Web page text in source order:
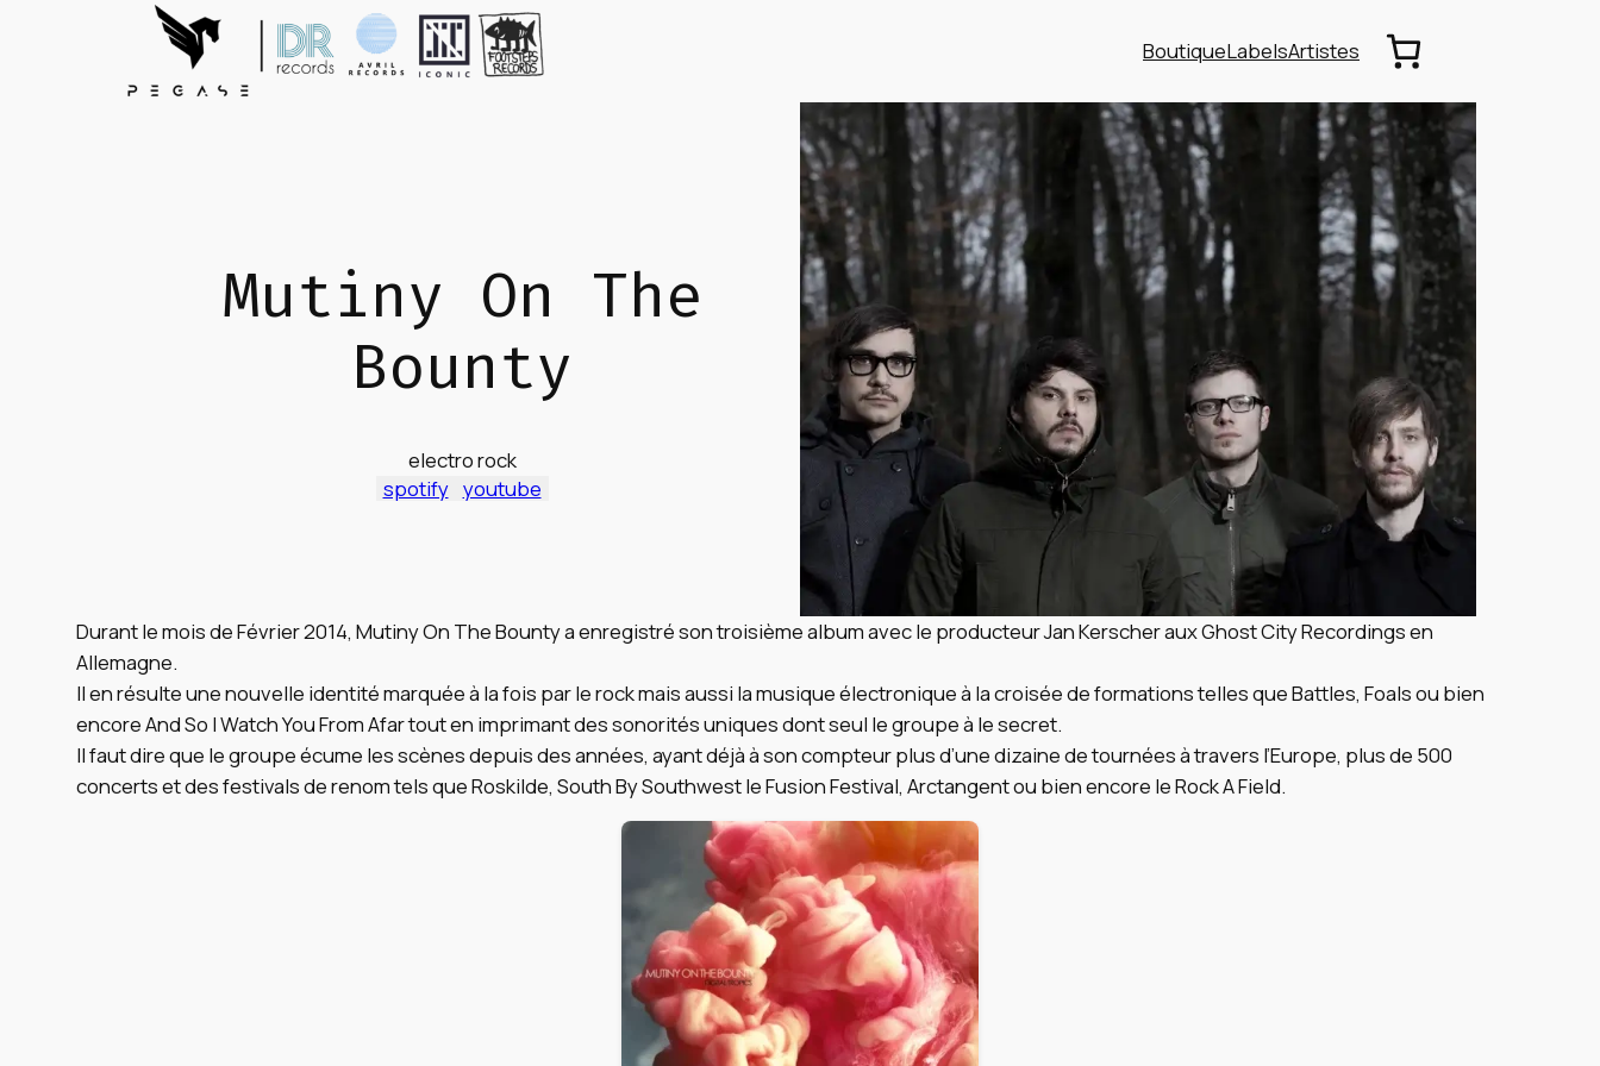
BoutiqueLabelsArtistes
Mutiny On The
Bounty
electro rock
spotify youtube
Durant le mois de Février 2014, Mutiny On The Bounty a enregistré son troisième album avec le producteur Jan Kerscher aux Ghost City Recordings en
Allemagne.
Il en résulte une nouvelle identité marquée à la fois par le rock mais aussi la musique électronique à la croisée de formations telles que Battles, Foals ou bien
encore And So I Watch You From Afar tout en imprimant des sonorités uniques dont seul le groupe à le secret.
Il faut dire que le groupe écume les scènes depuis des années, ayant déjà à son compteur plus d’une dizaine de tournées à travers l’Europe, plus de 500
concerts et des festivals de renom tels que Roskilde, South By Southwest le Fusion Festival, Arctangent ou bien encore le Rock A Field.